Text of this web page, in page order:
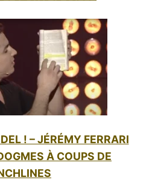
! – JÉRÉMY FERRARI
À COUPS DE